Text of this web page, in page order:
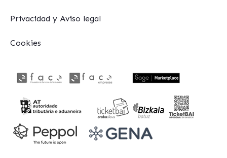
Privacidad y Aviso legal
Cookies